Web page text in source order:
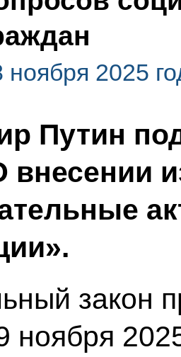
ноября 2025
Путин
внесении
закон
ноября